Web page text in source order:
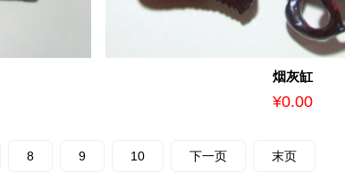
烟灰缸
¥0.00
8 9 10 下一页 末页